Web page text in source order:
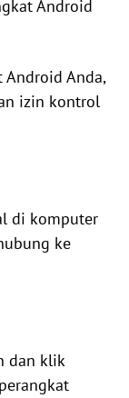
Android
Anda,
izin kontrol
di komputer
ke
dan klik